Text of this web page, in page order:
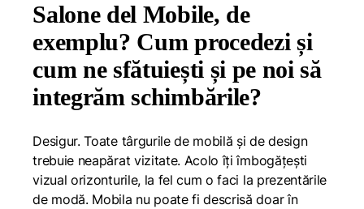
Salone del Mobile, de
exemplu? Cum procedezi și
cum ne sfătuiești și pe noi să
integrăm schimbările?
Desigur. Toate târgurile de mobilă și de design
trebuie neapărat vizitate. Acolo îți îmbogățești
vizual orizonturile, la fel cum o faci la prezentările
de modă. Mobila nu poate fi descrisă doar în